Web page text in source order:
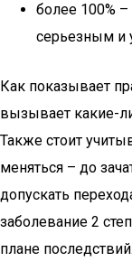
более 100% –
серьезным и
Как показывает
вызывает какие-
Также стоит
меняться – до
допускать
заболевание 2
плане последствий.